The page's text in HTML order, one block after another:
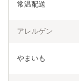
常温配送
アレルゲン
やまいも